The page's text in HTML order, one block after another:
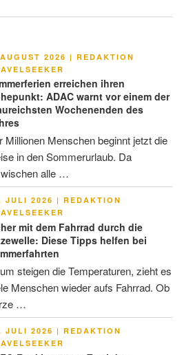
2026 | REDAKTION
erreichen ihren
ADAC warnt vor einem der
Wochenenden des
Millionen Menschen beginnt jetzt die
in den Sommerurlaub. Da
alle …
JULI 2026 | REDAKTION
mit dem Fahrrad durch die
Diese Tipps helfen bei
steigen die Temperaturen, zieht es
Menschen wieder aufs Fahrrad. Ob
…
JULI 2026 | REDAKTION